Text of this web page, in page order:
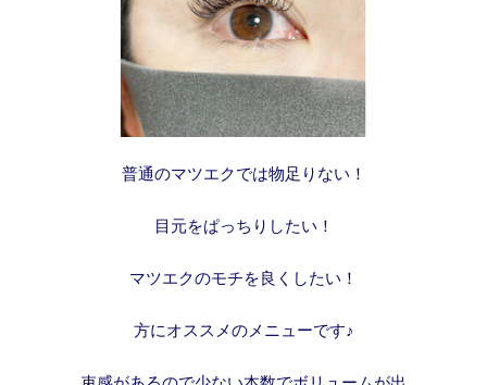
普通のマツエクでは物足りない！
目元をぱっちりしたい！
マツエクのモチを良くしたい！
方にオススメのメニューです♪